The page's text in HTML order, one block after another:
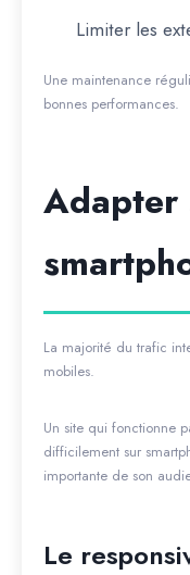
Limiter les
Une maintenance
bonnes performances.
Adapter
La majorité du trafic
mobiles.
Un site qui fonctionne
difficilement sur
importante de son
Le